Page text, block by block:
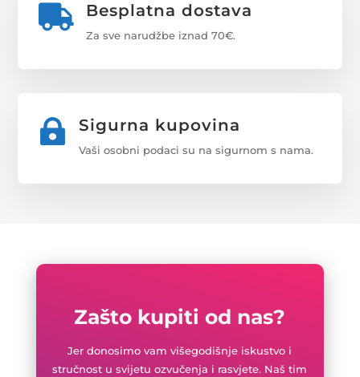
 Besplatna dostava
Za sve narudžbe iznad 70€.
 Sigurna kupovina
Vaši osobni podaci su na sigurnom s nama.
Zašto kupiti od nas?
Jer donosimo vam višegodišnje iskustvo i
stručnost u svijetu ozvučenja i rasvjete. Naš tim